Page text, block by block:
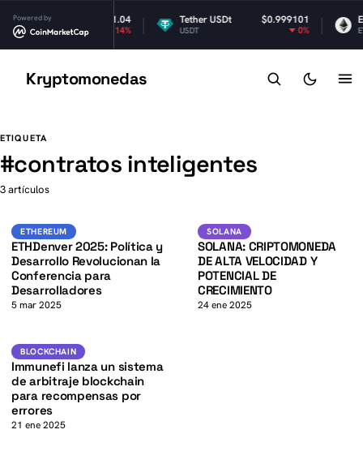
Powered by $1.04
-3.14%
Tether USDt $0.999101
USDT 0%
Kryptomonedas
ETIQUETA
#contratos inteligentes
3 artículos
Ethereum
K
ETHEREUM
ETHDenver 2025: Política y
Desarrollo Revolucionan la
Conferencia para
Desarrolladores
5 mar 2025
SOLANA SOL
SOLANA
SOLANA: CRIPTOMONEDA
DE ALTA VELOCIDAD Y
POTENCIAL DE
CRECIMIENTO
24 ene 2025
Blockchain
K
BLOCKCHAIN
Immunefi lanza un sistema
de arbitraje blockchain
para recompensas por
errores
21 ene 2025